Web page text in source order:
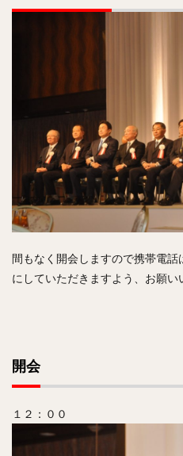
間もなく開会しますので携帯電
にしていただきますよう、お願い
開会
１２：００